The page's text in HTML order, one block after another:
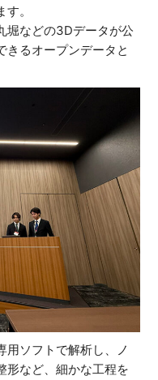
。
堀などの3Dデータが公
きるオープンデータと
用ソフトで解析し、ノ
形など、細かな工程を